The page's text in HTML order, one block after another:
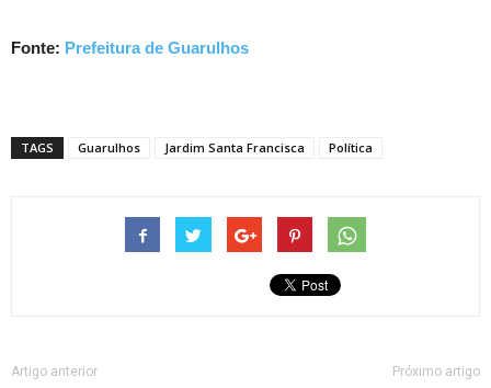
Fonte: Prefeitura de Guarulhos
TAGS Guarulhos Jardim Santa Francisca Política
Artigo anterior Próximo artigo